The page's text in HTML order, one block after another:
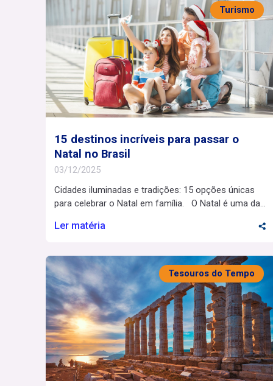
Turismo
15 destinos incríveis para passar o
Natal no Brasil
03/12/2025
Cidades iluminadas e tradições: 15 opções únicas
para celebrar o Natal em família. O Natal é uma das
cidades ganham luzes, eventos culturais e uma
com momentos em família. É também o momento
ideal para descobrir tradições regionais e criar […]
Ler matéria
Tesouros do Tempo